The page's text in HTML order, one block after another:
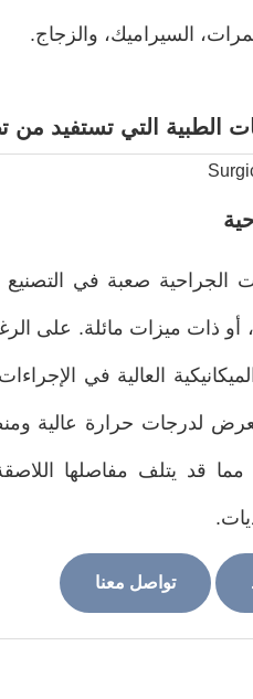
السيراميك، والزجاج.
الطبية التي تستفيد من
الجراحية صعبة في
أو ذات ميزات مائلة. على
العالية في
لدرجات حرارة عالية
مما قد يتلف مفاصلها
تواصل معنا